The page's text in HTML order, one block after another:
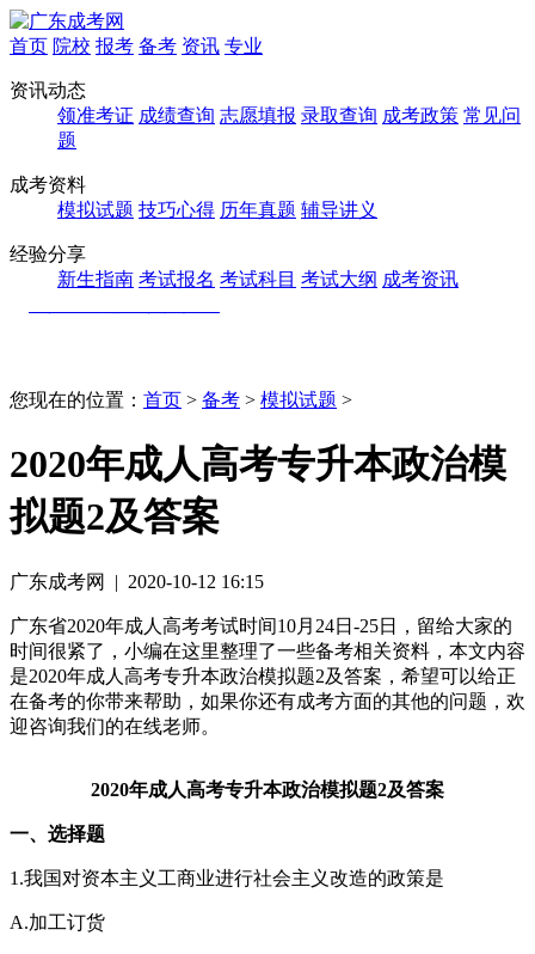
首页 院校 报考 备考 资讯 专业
资讯动态
领准考证 成绩查询 志愿填报 录取查询 成考政策 常见问
题
成考资料
模拟试题 技巧心得 历年真题 辅导讲义
经验分享
新生指南 考试报名 考试科目 考试大纲 成考资讯
您现在的位置： 首页 > 备考 > 模拟试题 >
2020年成人高考专升本政治模
拟题2及答案
广东成考网 | 2020-10-12 16:15
广东省2020年成人高考考试时间10月24日-25日，留给大家的
时间很紧了，小编在这里整理了一些备考相关资料，本文内容
是2020年成人高考专升本政治模拟题2及答案，希望可以给正
在备考的你带来帮助，如果你还有成考方面的其他的问题，欢
迎咨询我们的在线老师。
2020年成人高考专升本政治模拟题2及答案
一、选择题
1.我国对资本主义工商业进行社会主义改造的政策是
A.加工订货